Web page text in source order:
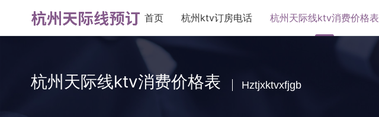
首页 杭州ktv订房电话 杭州天际线ktv消费价格表
杭州天际线ktv消费价格表 Hztjxktvxfjgb